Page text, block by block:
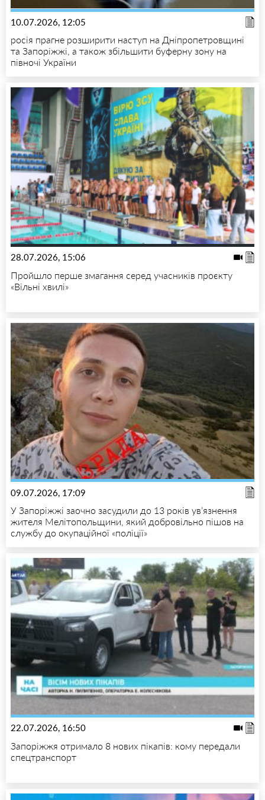
10.07.2026, 12:05
росія прагне розширити наступ на Дніпропетровщині
та Запоріжжі, а також збільшити буферну зону на
півночі України
28.07.2026, 15:06
Пройшло перше змагання серед учасників проєкту
«Вільні хвилі»
09.07.2026, 17:09
У Запоріжжі заочно засудили до 13 років ув’язнення
жителя Мелітопольщини, який добровільно пішов на
службу до окупаційної «поліції»
22.07.2026, 16:50
Запоріжжя отримало 8 нових пікапів: кому передали
спецтранспорт